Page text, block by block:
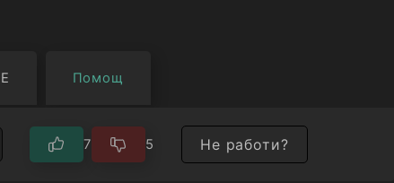
Помощ
7 5 Не работи?